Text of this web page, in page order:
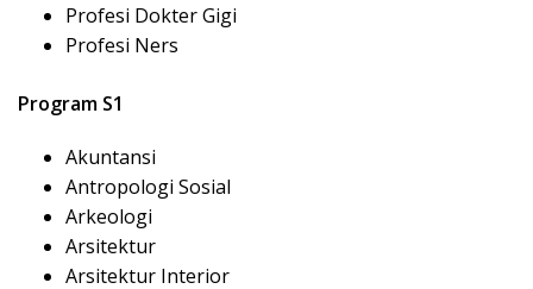
Profesi Dokter Gigi
Profesi Ners
Program S1
Akuntansi
Antropologi Sosial
Arkeologi
Arsitektur
Arsitektur Interior